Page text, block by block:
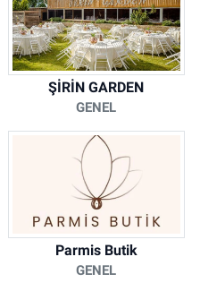
ŞİRİN GARDEN
GENEL
Parmis Butik
GENEL